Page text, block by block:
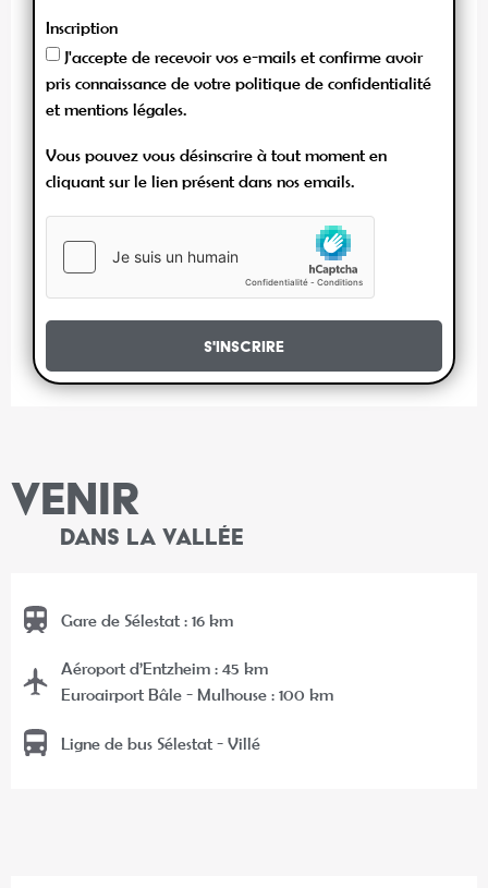
Inscription
J'accepte de recevoir vos e-mails et confirme avoir
pris connaissance de votre politique de confidentialité
et mentions légales.
Vous pouvez vous désinscrire à tout moment en
cliquant sur le lien présent dans nos emails.
S'inscrire
VENIR
DANS LA VALLÉE
Gare de Sélestat : 16 km
Aéroport d’Entzheim : 45 km
Euroairport Bâle - Mulhouse : 100 km
Ligne de bus Sélestat - Villé